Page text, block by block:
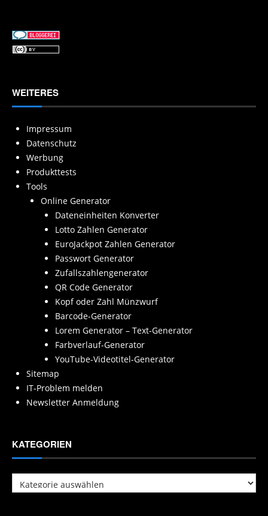
WEITERES
Impressum
Datenschutz
Werbung
Produkttests
Tools
Online Generator
Dateneinheiten Konverter
Lotto Zahlen Generator
EuroJackpot Zahlen Generator
Passwort Generator
Zufallszahlengenerator
QR Code Generator
Kopf oder Zahl Münzwurf
Barcode-Generator
Lorem Generator – Text-Generator
Farbverlauf-Generator
YouTube-Videotitel-Generator
Sitemap
IT-Problem melden
Newsletter Anmeldung
KATEGORIEN
Kategorien